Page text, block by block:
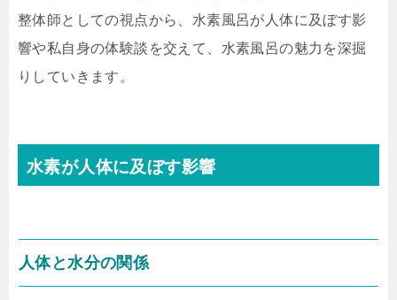
整体師としての視点から、水素風呂が人体に及ぼす影
響や私自身の体験談を交えて、水素風呂の魅力を深掘
りしていきます。
水素が人体に及ぼす影響
人体と水分の関係